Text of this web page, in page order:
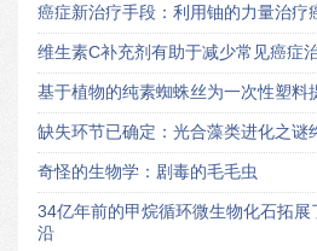
癌症新治疗手段：利用铀的力量治疗
维生素C补充剂有助于减少常见癌症
基于植物的纯素蜘蛛丝为一次性塑料
缺失环节已确定：光合藻类进化之谜
奇怪的生物学：剧毒的毛毛虫
34亿年前的甲烷循环微生物化石拓
沿